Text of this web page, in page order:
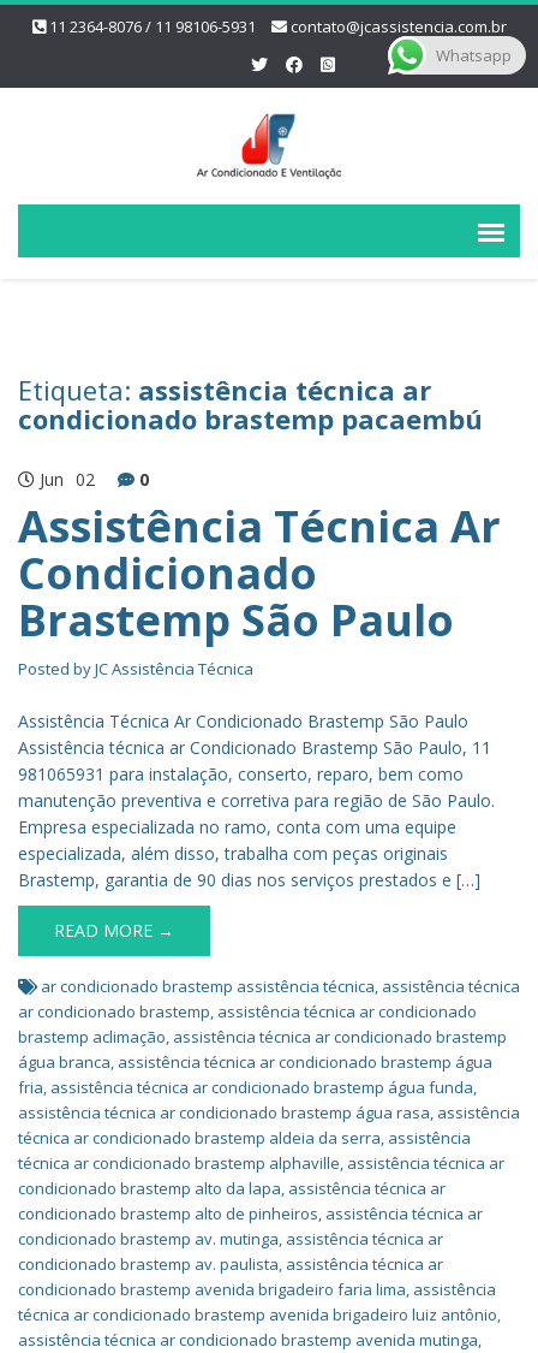
11 2364-8076 / 11 98106-5931 contato@jcassistencia.com.br
Etiqueta: assistência técnica ar
condicionado brastemp pacaembú
Jun 02 0
Assistência Técnica Ar
Condicionado
Brastemp São Paulo
Posted byJC Assistência Técnica
Assistência Técnica Ar Condicionado Brastemp São Paulo
Assistência técnica ar Condicionado Brastemp São Paulo, 11
981065931 para instalação, conserto, reparo, bem como
manutenção preventiva e corretiva para região de São Paulo.
Empresa especializada no ramo, conta com uma equipe
especializada, além disso, trabalha com peças originais
Brastemp, garantia de 90 dias nos serviços prestados e […]
READ MORE →
ar condicionado brastemp assistência técnica, assistência técnica
ar condicionado brastemp, assistência técnica ar condicionado
brastemp aclimação, assistência técnica ar condicionado brastemp
água branca, assistência técnica ar condicionado brastemp água
fria, assistência técnica ar condicionado brastemp água funda,
assistência técnica ar condicionado brastemp água rasa, assistência
técnica ar condicionado brastemp aldeia da serra, assistência
técnica ar condicionado brastemp alphaville, assistência técnica ar
condicionado brastemp alto da lapa, assistência técnica ar
condicionado brastemp alto de pinheiros, assistência técnica ar
condicionado brastemp av. mutinga, assistência técnica ar
condicionado brastemp av. paulista, assistência técnica ar
condicionado brastemp avenida brigadeiro faria lima, assistência
técnica ar condicionado brastemp avenida brigadeiro luiz antônio,
assistência técnica ar condicionado brastemp avenida mutinga,
Whatsapp